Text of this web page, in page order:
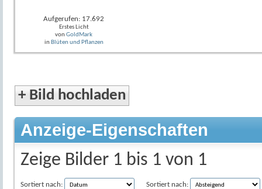
Aufgerufen: 17.692
Erstes Licht
von GoldMark
in Blüten und Pflanzen
+ Bild hochladen
Anzeige-Eigenschaften
Zeige Bilder 1 bis 1 von 1
Sortiert nach: Sortiert nach: